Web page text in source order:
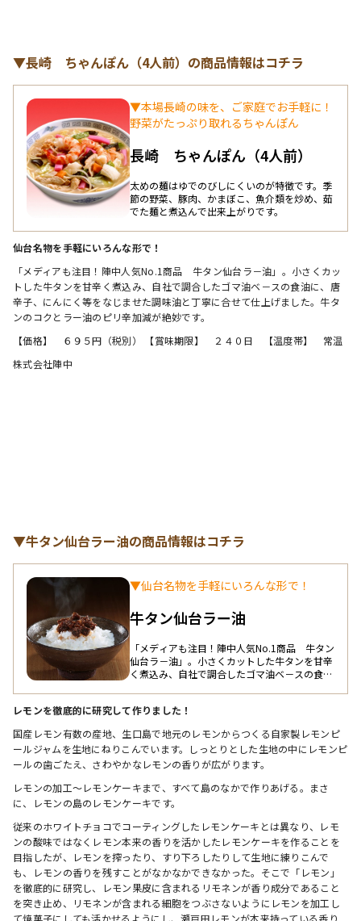
▼長崎 ちゃんぽん（4人前）の商品情報はコチラ
▼本場長崎の味を、ご家庭でお手軽に！
野菜がたっぷり取れるちゃんぽん
長崎 ちゃんぽん（4人前）
太めの麺はゆでのびしにくいのが特徴です。季
節の野菜、豚肉、かまぼこ、魚介類を炒め、茹
でた麺と煮込んで出来上がりです。
仙台名物を手軽にいろんな形で！
「メディアも注目！陣中人気No.1商品　牛タン仙台ラ－油」。小さくカッ
トした牛タンを甘辛く煮込み、自社で調合したゴマ油ベ－スの食油に、唐
辛子、にんにく等をなじませた調味油と丁寧に合せて仕上げました。牛タ
ンのコクとラー油のピリ辛加減が絶妙です。
【価格】　６９５円（税別） 【賞味期限】　２４０日　【温度帯】　常温
株式会社陣中
▼牛タン仙台ラー油の商品情報はコチラ
▼仙台名物を手軽にいろんな形で！
牛タン仙台ラー油
「メディアも注目！陣中人気No.1商品 牛タン
仙台ラ－油」。小さくカットした牛タンを甘辛
く煮込み、自社で調合したゴマ油ベ－スの食油
ー油のピリ辛加減が絶妙です。
レモンを徹底的に研究して作りました！
国産レモン有数の産地、生口島で地元のレモンからつくる自家製レモンピ
ールジャムを生地にねりこんでいます。しっとりとした生地の中にレモンピ
ールの歯ごたえ、さわやかなレモンの香りが広がります。
レモンの加工～レモンケーキまで、すべて島のなかで作りあげる。まさ
に、レモンの島のレモンケーキです。
従来のホワイトチョコでコーティングしたレモンケーキとは異なり、レモ
ンの酸味ではなくレモン本来の香りを活かしたレモンケーキを作ることを
目指したが、レモンを搾ったり、すり下ろしたりして生地に練りこんで
も、レモンの香りを残すことがなかなかできなかった。そこで「レモン」
を徹底的に研究し、レモン果皮に含まれるリモネンが香り成分であること
を突き止め、リモネンが含まれる細胞をつぶさないようにレモンを加工し
て焼菓子にしても活かせるようにし、瀬戸田レモンが本来持っている香り